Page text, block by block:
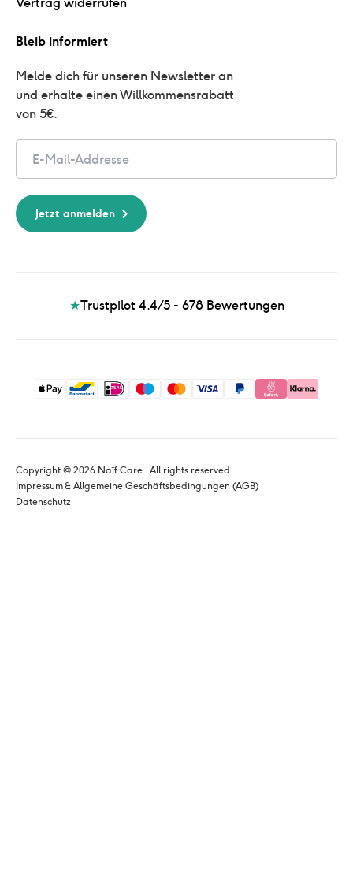
Bleib informiert
Melde dich für unseren Newsletter an
und erhalte einen Willkommensrabatt
von 5€.
Jetzt anmelden
★Trustpilot 4.4/5 - 678 Bewertungen
Copyright © 2026 Naïf Care. All rights reserved
Impressum & Allgemeine Geschäftsbedingungen (AGB)
Datenschutz